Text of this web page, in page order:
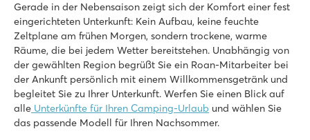
Gerade in der Nebensaison zeigt sich der Komfort einer fest
eingerichteten Unterkunft: Kein Aufbau, keine feuchte
Zeltplane am frühen Morgen, sondern trockene, warme
Räume, die bei jedem Wetter bereitstehen. Unabhängig von
der gewählten Region begrüßt Sie ein Roan-Mitarbeiter bei
der Ankunft persönlich mit einem Willkommensgetränk und
begleitet Sie zu Ihrer Unterkunft. Werfen Sie einen Blick auf
alle Unterkünfte für Ihren Camping-Urlaub und wählen Sie
das passende Modell für Ihren Nachsommer.